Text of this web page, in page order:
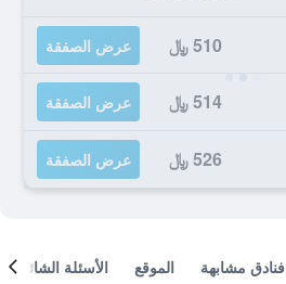
510 ﷼ عرض الصفقة
514 ﷼ عرض الصفقة
526 ﷼ عرض الصفقة
فنادق مشابهة الموقع الأسئلة الشائعة